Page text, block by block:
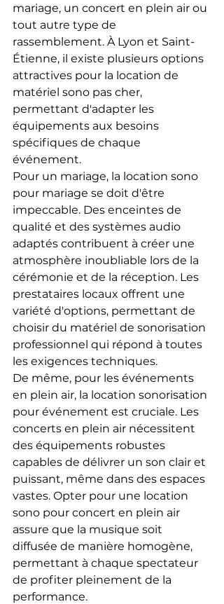
mariage, un concert en plein air ou
tout autre type de
rassemblement. À Lyon et Saint-
Étienne, il existe plusieurs options
attractives pour la location de
matériel sono pas cher,
permettant d'adapter les
équipements aux besoins
spécifiques de chaque
événement.
Pour un mariage, la location sono
pour mariage se doit d'être
impeccable. Des enceintes de
qualité et des systèmes audio
adaptés contribuent à créer une
atmosphère inoubliable lors de la
cérémonie et de la réception. Les
prestataires locaux offrent une
variété d'options, permettant de
choisir du matériel de sonorisation
professionnel qui répond à toutes
les exigences techniques.
De même, pour les événements
en plein air, la location sonorisation
pour événement est cruciale. Les
concerts en plein air nécessitent
des équipements robustes
capables de délivrer un son clair et
puissant, même dans des espaces
vastes. Opter pour une location
sono pour concert en plein air
assure que la musique soit
diffusée de manière homogène,
permettant à chaque spectateur
de profiter pleinement de la
performance.